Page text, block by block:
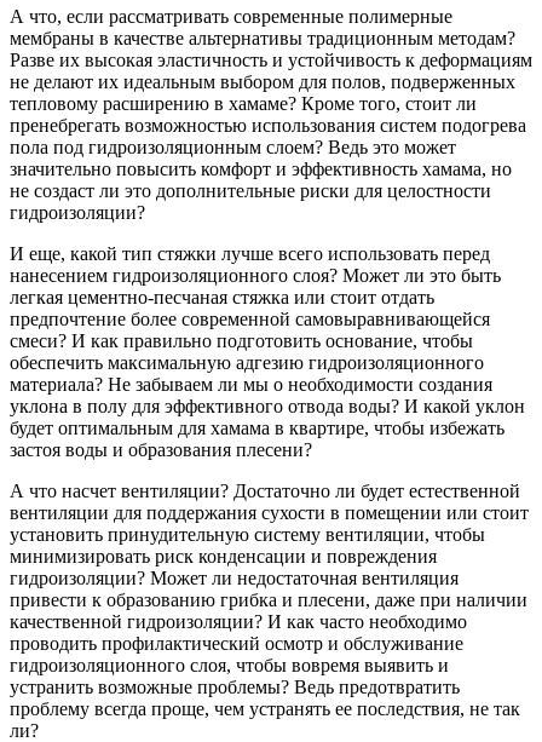
А что, если рассматривать современные полимерные
мембраны в качестве альтернативы традиционным методам?
Разве их высокая эластичность и устойчивость к деформациям
не делают их идеальным выбором для полов, подверженных
тепловому расширению в хамаме? Кроме того, стоит ли
пренебрегать возможностью использования систем подогрева
пола под гидроизоляционным слоем? Ведь это может
значительно повысить комфорт и эффективность хамама, но
не создаст ли это дополнительные риски для целостности
гидроизоляции?
И еще, какой тип стяжки лучше всего использовать перед
нанесением гидроизоляционного слоя? Может ли это быть
легкая цементно-песчаная стяжка или стоит отдать
предпочтение более современной самовыравнивающейся
смеси? И как правильно подготовить основание, чтобы
обеспечить максимальную адгезию гидроизоляционного
материала? Не забываем ли мы о необходимости создания
уклона в полу для эффективного отвода воды? И какой уклон
будет оптимальным для хамама в квартире, чтобы избежать
застоя воды и образования плесени?
А что насчет вентиляции? Достаточно ли будет естественной
вентиляции для поддержания сухости в помещении или стоит
установить принудительную систему вентиляции, чтобы
минимизировать риск конденсации и повреждения
гидроизоляции? Может ли недостаточная вентиляция
привести к образованию грибка и плесени, даже при наличии
качественной гидроизоляции? И как часто необходимо
проводить профилактический осмотр и обслуживание
гидроизоляционного слоя, чтобы вовремя выявить и
устранить возможные проблемы? Ведь предотвратить
проблему всегда проще, чем устранять ее последствия, не так
ли?